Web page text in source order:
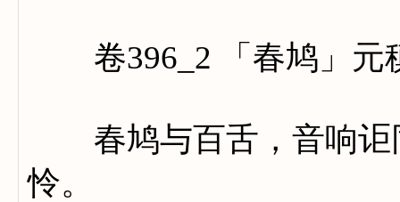
卷396_2 「春鸠」元
春鸠与百舌，音响讵
怜。